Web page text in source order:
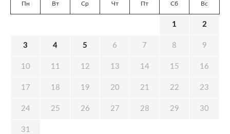
Пн Вт Ср Чт Пт Сб Вс
1 2
3 4 5 6 7 8 9
10 11 12 13 14 15 16
17 18 19 20 21 22 23
24 25 26 27 28 29 30
31